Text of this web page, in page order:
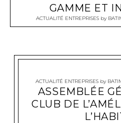
GAMME ET
ACTUALITÉ ENTREPRISESby
ACTUALITÉ ENTREPRISES by
ASSEMBLÉE
CLUB DE